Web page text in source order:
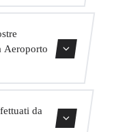
gruppi.
Aeroporto
da